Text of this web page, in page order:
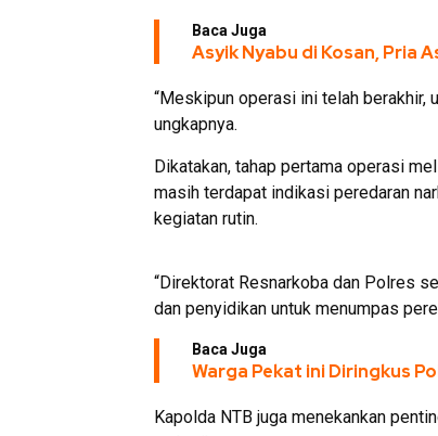
Baca Juga
Asyik Nyabu di Kosan, Pria
“Meskipun operasi ini telah berakhir,
ungkapnya.
Dikatakan, tahap pertama operasi
masih terdapat indikasi peredaran
kegiatan rutin.
“Direktorat Resnarkoba dan Polres
dan penyidikan untuk menumpas
Baca Juga
Warga Pekat ini Diringkus
Kapolda NTB juga menekankan